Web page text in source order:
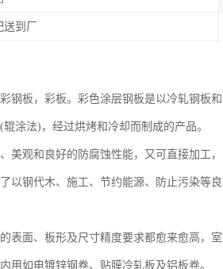
送到厂
钢板，彩板。彩色涂层钢板是以冷轧钢板
涂法)，经过烘烤和冷却而制成的产品。
美观和良好的防腐蚀性能，又可直接加工
以钢代木、施工、节约能源、防止污染等良
表面、板形及尺寸精度要求都愈来愈高，
用如电镀锌钢卷、贴膜冷轧板及铝板卷。